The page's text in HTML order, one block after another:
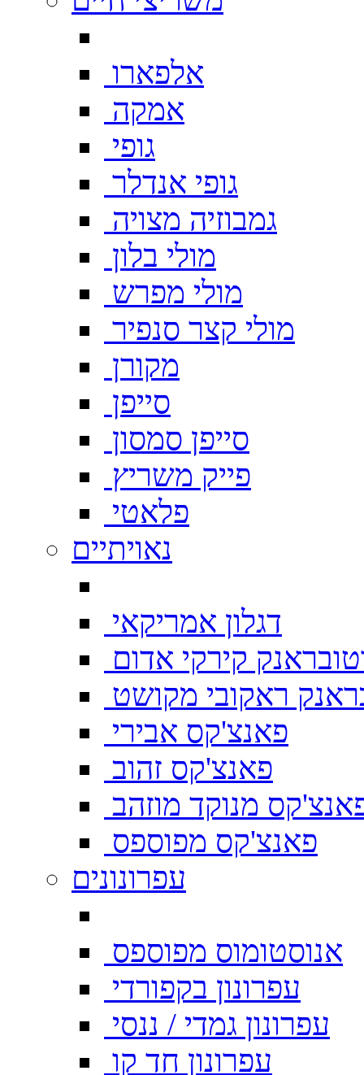
אלפארו
אמקה
גופי
גופי אנדלר
גמבוזיה מצויה
מולי בלון
מולי מפרש
מולי קצר סנפיר
מקורן
סייפן
סייפן סמסון
פייק משריץ
פלאטי
נאויתיים
דגלון אמריקאי
קירקי אדום
ראקובי מקושט
פאנצ'קס אבירי
פאנצ'קס זהוב
מנוקד מוזהב
פאנצ'קס מפוספס
עפרונונים
אנוסטומוס מפוספס
עפרונון בקפורדי
עפרונון גמדי / ננסי
עפרונון חד קו